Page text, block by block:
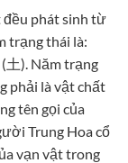
đều phát sinh từ
trạng thái là:
(土). Năm trạng
phải là vật chất
tên gọi của
Trung Hoa cổ
vạn vật trong